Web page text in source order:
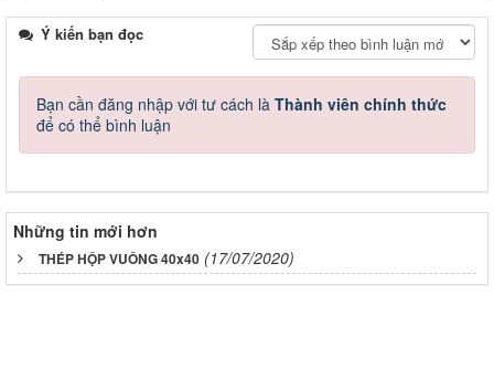
Ý kiến bạn đọc
Bạn cần đăng nhập với tư cách là Thành viên chính thức
để có thể bình luận
Những tin mới hơn
THÉP HỘP VUÔNG 40x40 (17/07/2020)